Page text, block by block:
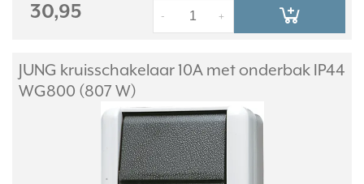
30,95 +
-
JUNG kruisschakelaar 10A met onderbak IP44
WG800 (807 W)